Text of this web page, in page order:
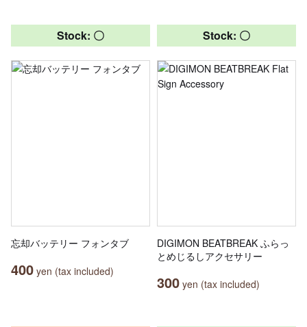
Stock: 〇
忘却バッテリー フォンタブ
400 yen (tax included)
Stock: 〇
DIGIMON BEATBREAK ふらっ
とめじるしアクセサリー
300 yen (tax included)